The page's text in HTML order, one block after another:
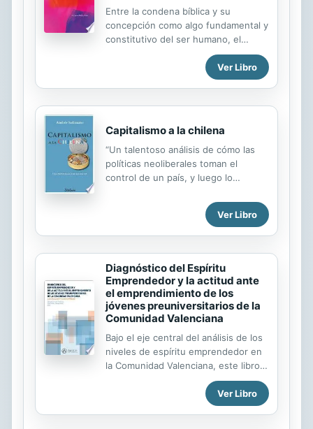
Entre la condena bíblica y su
concepción como algo fundamental y
constitutivo del ser humano, el
trabajo es uno de los elementos
centrales de cualquier sociedad.
Este libro ofrece las claves
perspectiva internacional,
combinando la teoría con la empiria,
con datos en la mano. El libro es
ideal para la asignatura de Sociología
del Trabajo y para cualquier
interesado en el mundo del empleo,
una prosa amena que acompaña al
lector desde el inicio de la revolución
industrial que posibilitó el consumo
Ver Libro
Capitalismo a la chilena
“Un talentoso análisis de cómo las
políticas neoliberales toman el
control de un país, y luego lo
respuesta democrática y racional”.
Alice Amsden, Massachusetts
Institute of Technology “Este libro es
fondo la transición chilena a la
democracia, su economía política, y
la relación con el modelo neoliberal
en una sobresaliente demostración
de conocimiento sobre el tema”.
European University Institute “Este
estudio, altamente informado y
juicioso, de la turbulenta historia...
Ver Libro
Diagnóstico del Espíritu
Emprendedor y la actitud ante
el emprendimiento de los
jóvenes preuniversitarios de la
Comunidad Valenciana
Bajo el eje central del análisis de los
niveles de espíritu emprendedor en
la Comunidad Valenciana, este libro
define el concepto de educación
emprendedora, así como las
competencias, actitudes y aptitudes
Ver Libro